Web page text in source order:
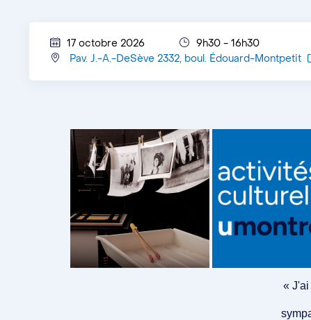
17 octobre 2026
9h30 - 16h30
Pav. J.-A.-DeSève 2332, boul. Édouard-Montpetit
« J'ai